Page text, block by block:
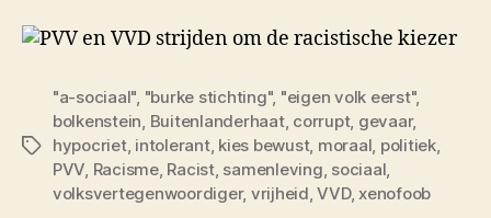
Tags
"a-sociaal", "burke stichting", "eigen volk eerst",
bolkenstein, Buitenlanderhaat, corrupt, gevaar,
hypocriet, intolerant, kies bewust, moraal, politiek,
PVV, Racisme, Racist, samenleving, sociaal,
volksvertegenwoordiger, vrijheid,VVD, xenofoob